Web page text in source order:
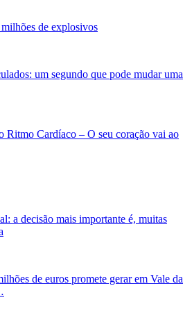
de explosivos
um segundo que pode mudar uma
Ritmo Cardíaco – O seu coração vai ao
a decisão mais importante é, muitas
de euros promete gerar em Vale da